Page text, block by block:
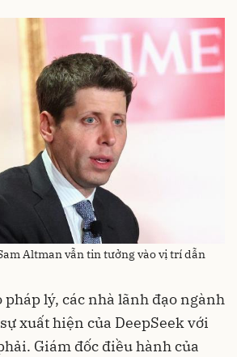
Altman vẫn tin tưởng vào vị trí dẫn
pháp lý, các nhà lãnh đạo ngành
xuất hiện của DeepSeek với
Giám đốc điều hành của